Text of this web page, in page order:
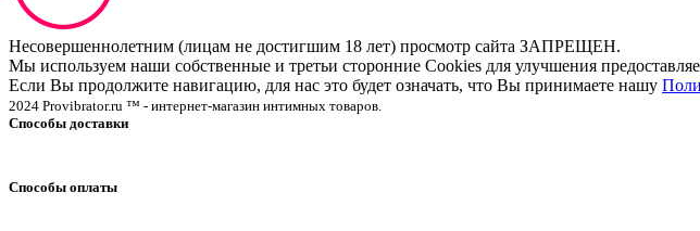
Несовершеннолетним (лицам не достигшим 18 лет) просмотр сайта ЗАПРЕЩЕН.
Мы используем наши собственные и третьи сторонние Cookies для улучшения
Если Вы продолжите навигацию, для нас это будет означать, что Вы принимаете нашу
2024 Provibrator.ru ™ - интернет-магазин интимных товаров.
Способы доставки
Способы оплаты